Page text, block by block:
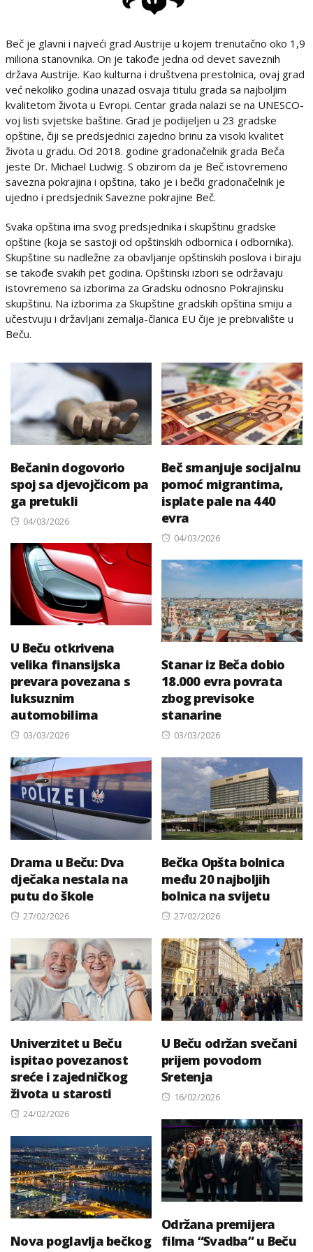
Beč je glavni i najveći grad Austrije u kojem trenutačno oko 1,9
miliona stanovnika. On je takođe jedna od devet saveznih
država Austrije. Kao kulturna i društvena prestolnica, ovaj grad
već nekoliko godina unazad osvaja titulu grada sa najboljim
kvalitetom života u Evropi. Centar grada nalazi se na UNESCO-
voj listi svjetske baštine. Grad je podijeljen u 23 gradske
opštine, čiji se predsjednici zajedno brinu za visoki kvalitet
života u gradu. Od 2018. godine gradonačelnik grada Beča
jeste Dr. Michael Ludwig. S obzirom da je Beč istovremeno
savezna pokrajina i opština, tako je i bečki gradonačelnik je
ujedno i predsjednik Savezne pokrajine Beč.
Svaka opština ima svog predsjednika i skupštinu gradske
opštine (koja se sastoji od opštinskih odbornica i odbornika).
Skupštine su nadležne za obavljanje opštinskih poslova i biraju
se takođe svakih pet godina. Opštinski izbori se održavaju
istovremeno sa izborima za Gradsku odnosno Pokrajinsku
skupštinu. Na izborima za Skupštine gradskih opština smiju a
učestvuju i državljani zemalja-članica EU čije je prebivalište u
Beču.
Bečanin dogovorio
spoj sa djevojčicom pa
ga pretukli
Posted
04/03/2026
Beč smanjuje socijalnu
pomoć migrantima,
isplate pale na 440
evra
Posted
04/03/2026
U Beču otkrivena
velika finansijska
prevara povezana s
luksuznim
automobilima
Posted
03/03/2026
Stanar iz Beča dobio
18.000 evra povrata
zbog previsoke
stanarine
Posted
03/03/2026
Drama u Beču: Dva
dječaka nestala na
putu do škole
Posted
27/02/2026
Bečka Opšta bolnica
među 20 najboljih
bolnica na svijetu
Posted
27/02/2026
Univerzitet u Beču
ispitao povezanost
sreće i zajedničkog
života u starosti
Posted
24/02/2026
U Beču održan svečani
prijem povodom
Sretenja
Posted
16/02/2026
Održana premijera
filma “Svadba” u Beču
Nova poglavlja bečkog